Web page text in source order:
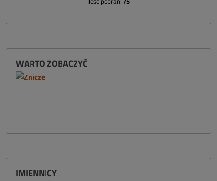
WARTO ZOBACZYĆ
IMIENNICY